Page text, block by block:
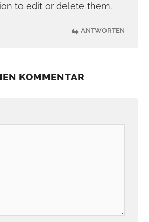
to edit or delete them.
ANTWORTEN
KOMMENTAR